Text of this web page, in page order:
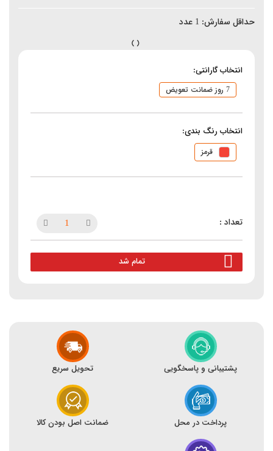
حداقل سفارش: 1 عدد
انتخاب گارانتی:
7 روز ضمانت تعویض
انتخاب رنگ بندی:
قرمز
تمام شد
پشتیبانی و پاسخگویی تحویل سریع
پرداخت در محل ضمانت اصل بودن کالا